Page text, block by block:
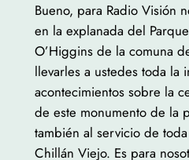
Bueno, para Radio Visión
en la explanada del
O’Higgins de la comuna
llevarles a ustedes toda la
acontecimientos sobre la
de este monumento de la
también al servicio de
Chillán Viejo. Es para